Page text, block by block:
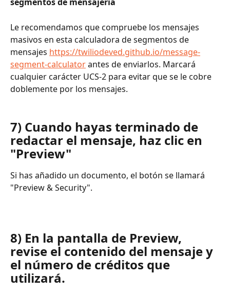
segmentos de mensajería
Le recomendamos que compruebe los mensajes
masivos en esta calculadora de segmentos de
mensajes https://twiliodeved.github.io/message-
segment-calculator antes de enviarlos. Marcará
cualquier carácter UCS-2 para evitar que se le cobre
doblemente por los mensajes.
7) Cuando hayas terminado de
redactar el mensaje, haz clic en
"Preview"
Si has añadido un documento, el botón se llamará
"Preview & Security".
8) En la pantalla de Preview,
revise el contenido del mensaje y
el número de créditos que
utilizará.